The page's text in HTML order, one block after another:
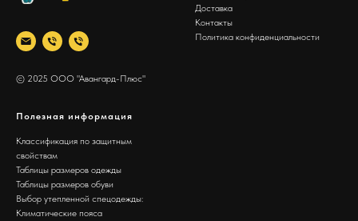
© 2025 ООО "Авангард-Плюс"
Доставка
Контакты
Политика конфиденциальности
Полезная информация
Классификация по защитным
свойствам
Таблицы размеров одежды
Таблицы размеров обуви
Выбор утепленной спецодежды:
Климатические пояса